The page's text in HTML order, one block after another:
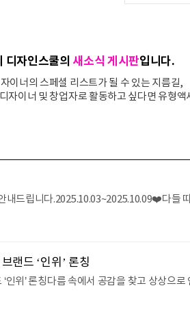
디자인스쿨의 새소식 게시판입니다.
이너의 스페셜 리스트가 될 수 있는 지름길,
자이너 및 창업자로 활동하고 싶다면 유형
내드립니다.2025.10.03~2025.10.09❤️다들
랜드 ‘인위’ 론칭
인위’ 론칭다름 속에서 공감을 찾고 상상